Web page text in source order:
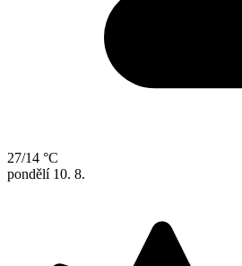
27/14 °C
pondělí 10. 8.